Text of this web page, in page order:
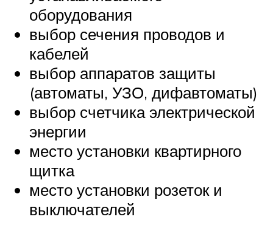
оборудования
выбор сечения проводов и
кабелей
выбор аппаратов защиты
(автоматы, УЗО, дифавтоматы)
выбор счетчика электрической
энергии
место установки квартирного
щитка
место установки розеток и
выключателей